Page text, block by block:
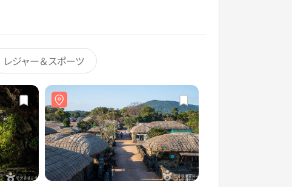
レジャー＆スポーツ